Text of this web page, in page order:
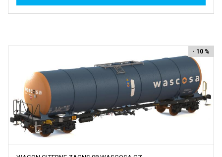
LENZ
LGB
LILIPUT
LIMA
LIMA ITALIA
LIONEL
LMJ MODELES REDUITS
- 10 %